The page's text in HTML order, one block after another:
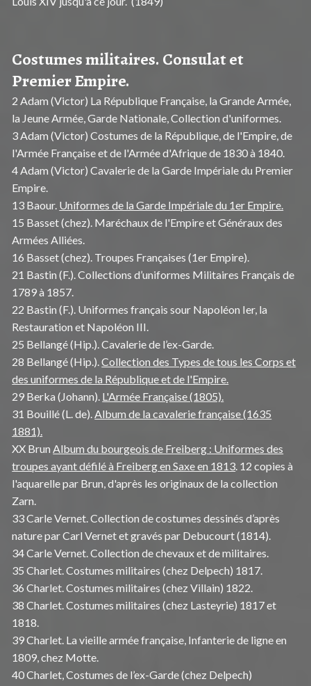
Costumes militaires. Consulat et
Premier Empire.
2 Adam (Victor) La République Française, la Grande Armée,
la Jeune Armée, Garde Nationale, Collection d'uniformes.
3 Adam (Victor) Costumes de la République, de l'Empire, de
l'Armée Française et de l'Armée d'Afrique de 1830 à 1840.
4 Adam (Victor) Cavalerie de la Garde Impériale du Premier
Empire.
13 Baour. Uniformes de la Garde Impériale du 1er Empire.
15 Basset (chez). Maréchaux de l'Empire et Généraux des
Armées Alliées.
16 Basset (chez). Troupes Françaises (1er Empire).
21 Bastin (F.). Collections d’uniformes Militaires Français de
1789 à 1857.
22 Bastin (F.). Uniformes français sour Napoléon Ier, la
Restauration et Napoléon III.
25 Bellangé (Hip.). Cavalerie de l’ex-Garde.
28 Bellangé (Hip.).Collection des Types de tous les Corps et
des uniformes de la République et de l'Empire.
29 Berka (Johann). L'Armée Française (1805).
31 Bouillé (L. de). Album de la cavalerie française (1635
1881).
XX Brun Album du bourgeois de Freiberg : Uniformes des
troupes ayant défilé à Freiberg en Saxe en 1813 . 12 copies à
l'aquarelle par Brun, d'après les originaux de la collection
Zarn.
33 Carle Vernet. Collection de costumes dessinés d’après
nature par Carl Vernet et gravés par Debucourt (1814).
34 Carle Vernet. Collection de chevaux et de militaires.
35 Charlet. Costumes militaires (chez Delpech) 1817.
36 Charlet. Costumes militaires (chez Villain) 1822.
38 Charlet. Costumes militaires (chez Lasteyrie) 1817 et
1818.
39 Charlet. La vieille armée française, Infanterie de ligne en
1809, chez Motte.
40 Charlet, Costumes de l’ex-Garde (chez Delpech)